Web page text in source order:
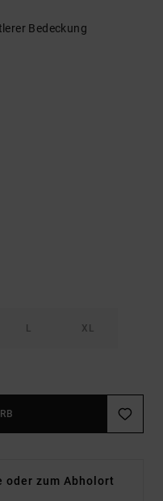
Bedeckung
L XL
oder zum Abholort